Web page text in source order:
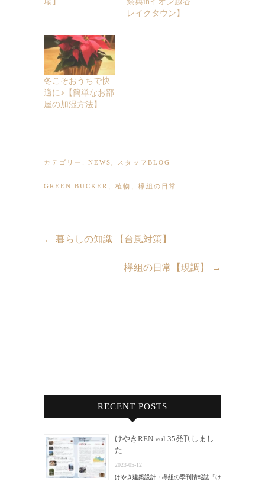
レイクタウン】
冬こそおうちで快
適に♪【簡単なお部
屋の加湿方法】
カテゴリー: NEWS スタッフBLOG
GREEN BUCKER 植物 欅組の日常
← 暮らしの知識 【台風対策】
欅組の日常【現調】 →
RECENT POSTS
けやきREN vol.35発刊しまし
た
2023-05-12
けやき建築設計・欅組の季刊情報誌「け